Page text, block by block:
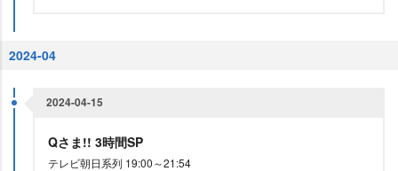
2024-04
2024-04-15
Qさま!! 3時間SP
テレビ朝日系列 19:00～21:54